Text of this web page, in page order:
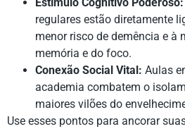
regulares estão diretamente
menor risco de demência e à
memória e do foco.
Conexão Social Vital: Aulas
academia combatem o
maiores vilões do
Use esses pontos para ancorar